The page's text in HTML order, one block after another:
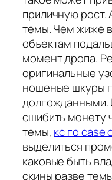
приличную рост.
темы. Чем жиже
объектам
момент дропа.
оригинальные
ношеные шкуры
долгожданными.
сшибить монету
темы, кс го case
выделиться
каковые быть
скины разве